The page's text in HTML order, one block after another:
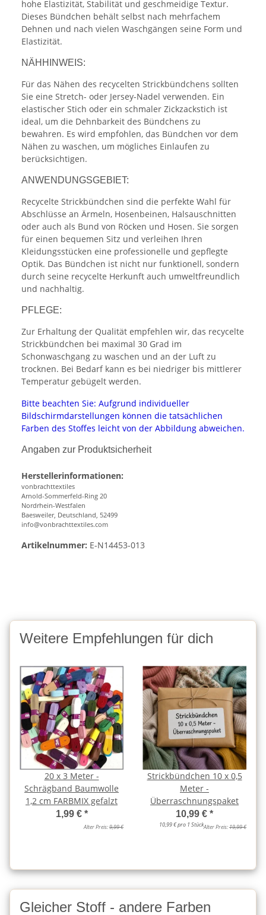
hohe Elastizität, Stabilität und geschmeidige Textur.
Dieses Bündchen behält selbst nach mehrfachem
Dehnen und nach vielen Waschgängen seine Form und
Elastizität.
NÄHHINWEIS:
Für das Nähen des recycelten Strickbündchens sollten
Sie eine Stretch- oder Jersey-Nadel verwenden. Ein
elastischer Stich oder ein schmaler Zickzackstich ist
ideal, um die Dehnbarkeit des Bündchens zu
bewahren. Es wird empfohlen, das Bündchen vor dem
Nähen zu waschen, um mögliches Einlaufen zu
berücksichtigen.
ANWENDUNGSGEBIET:
Recycelte Strickbündchen sind die perfekte Wahl für
Abschlüsse an Ärmeln, Hosenbeinen, Halsauschnitten
oder auch als Bund von Röcken und Hosen. Sie sorgen
für einen bequemen Sitz und verleihen Ihren
Kleidungsstücken eine professionelle und gepflegte
Optik. Das Bündchen ist nicht nur funktionell, sondern
durch seine recycelte Herkunft auch umweltfreundlich
und nachhaltig.
PFLEGE:
Zur Erhaltung der Qualität empfehlen wir, das recycelte
Strickbündchen bei maximal 30 Grad im
Schonwaschgang zu waschen und an der Luft zu
trocknen. Bei Bedarf kann es bei niedriger bis mittlerer
Temperatur gebügelt werden.
Bitte beachten Sie: Aufgrund individueller
Bildschirmdarstellungen können die tatsächlichen
Farben des Stoffes leicht von der Abbildung abweichen.
Angaben zur Produktsicherheit
Herstellerinformationen:
vonbrachttextiles
Arnold-Sommerfeld-Ring 20
Nordrhein-Westfalen
Baesweiler, Deutschland, 52499
info@vonbrachttextiles.com
Artikelnummer: E-N14453-013
Weitere Empfehlungen für dich
20 x 3 Meter -
Schrägband Baumwolle
1,2 cm FARBMIX gefalzt
1,99 € *
Alter Preis:9,99 €
Strickbündchen 10 x 0,5
Meter -
Überraschnungspaket
10,99 € *
10,99 € pro 1 StückAlter Preis:19,99 €
Gleicher Stoff - andere Farben